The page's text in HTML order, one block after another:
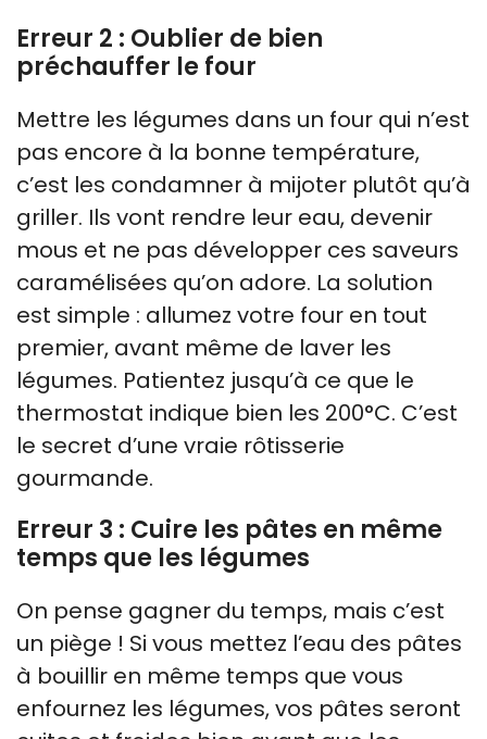
Erreur 2 : Oublier de bien
préchauffer le four
Mettre les légumes dans un four qui n’est
pas encore à la bonne température,
c’est les condamner à mijoter plutôt qu’à
griller. Ils vont rendre leur eau, devenir
mous et ne pas développer ces saveurs
caramélisées qu’on adore. La solution
est simple : allumez votre four en tout
premier, avant même de laver les
légumes. Patientez jusqu’à ce que le
thermostat indique bien les 200°C. C’est
le secret d’une vraie rôtisserie
gourmande.
Erreur 3 : Cuire les pâtes en même
temps que les légumes
On pense gagner du temps, mais c’est
un piège ! Si vous mettez l’eau des pâtes
à bouillir en même temps que vous
enfournez les légumes, vos pâtes seront